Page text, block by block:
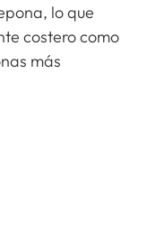
lo que
costero como
más